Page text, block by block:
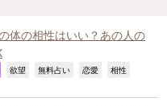
体の相性はいい？あの人の
欲望 無料占い 恋愛 相性